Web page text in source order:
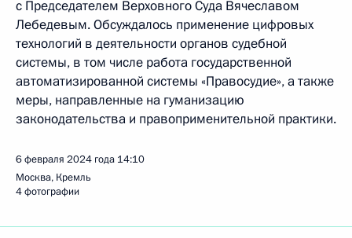
с Председателем Верховного Суда Вячеславом
Лебедевым. Обсуждалось применение цифровых
технологий в деятельности органов судебной
системы, в том числе работа государственной
автоматизированной системы «Правосудие», а также
меры, направленные на гуманизацию
законодательства и правоприменительной практики.
6 февраля 2024 года 14:10
Москва, Кремль
4 фотографии